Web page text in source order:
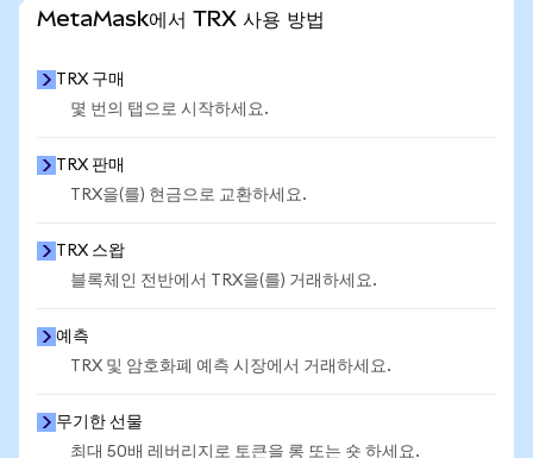
MetaMask에서 TRX 사용 방법
TRX 구매
몇 번의 탭으로 시작하세요.
TRX 판매
TRX을(를) 현금으로 교환하세요.
TRX 스왑
블록체인 전반에서 TRX을(를) 거래하세요.
예측
TRX 및 암호화폐 예측 시장에서 거래하세요.
무기한 선물
최대 50배 레버리지로 토큰을 롱 또는 숏 하세요.